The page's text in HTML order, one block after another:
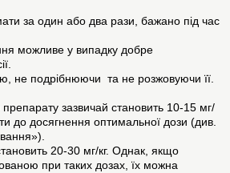
за один або два рази, бажано під час
можливе у випадку добре
не подрібнюючи та не розжовуючи її.
зазвичай становить 10-15 мг/
до досягнення оптимальної дози (див.
20-30 мг/кг. Однак, якщо
при таких дозах, їх можна